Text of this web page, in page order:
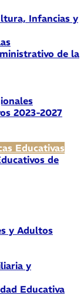
Infancias y
de la
2023-2027
Educativas
de
y Adultos
y
Educativa